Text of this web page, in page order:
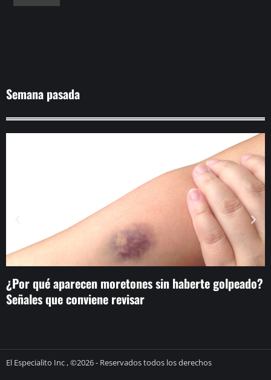
Semana pasada
¿Por qué aparecen moretones sin haberte golpeado?
Señales que conviene revisar
El Especialito Inc , ©2026 - Reservados todos los derechos